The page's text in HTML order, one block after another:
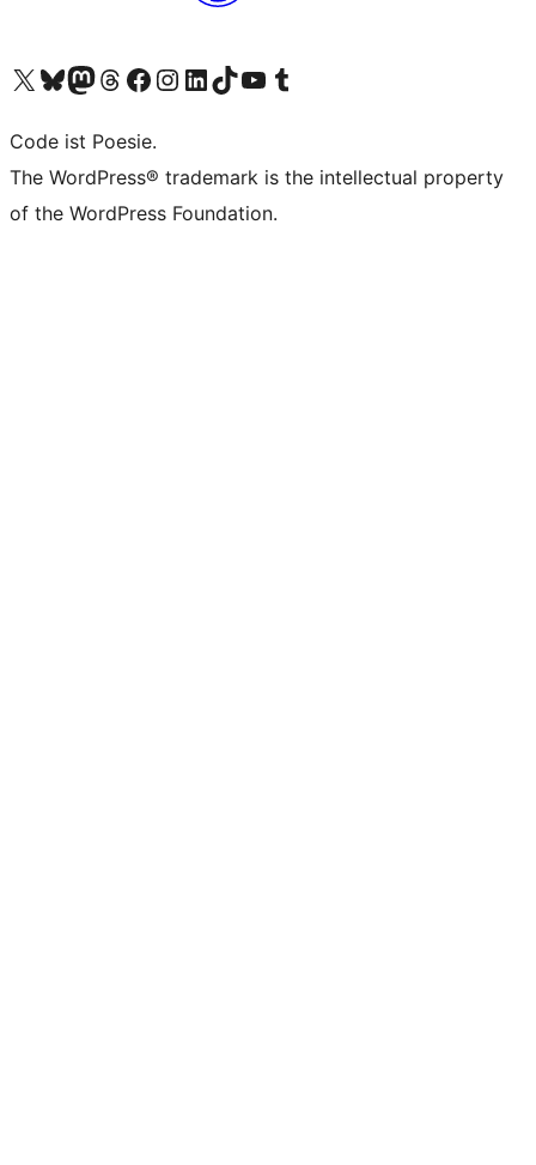
Unser X-Konto (früher Twitter) besuchen
Unser Bluesky-Konto besuchen
Unser Mastodon-Konto besuchen
Unser Threads-Konto besuchen
Unsere Facebook-Seite besuchen
Unser Instagram-Konto besuchen
Unser LinkedIn-Konto besuchen
Unser TikTok-Konto besuchen
Unseren YouTube-Kanal besuchen
Unser Tumblr-Konto besuchen
Code ist Poesie.
The WordPress® trademark is the intellectual property
of the WordPress Foundation.